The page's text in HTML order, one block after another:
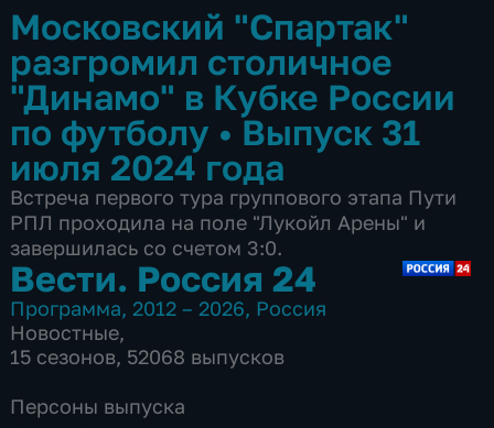
Московский "Спартак"
разгромил столичное
"Динамо" в Кубке России
по футболу •Выпуск 31
июля 2024 года
Встреча первого тура группового этапа Пути
РПЛ проходила на поле "Лукойл Арены" и
завершилась со счетом 3:0.
Вести. Россия 24
Программа, 2012 – 2026, Россия
Новостные,
15 сезонов, 52068 выпусков
Персоны выпуска